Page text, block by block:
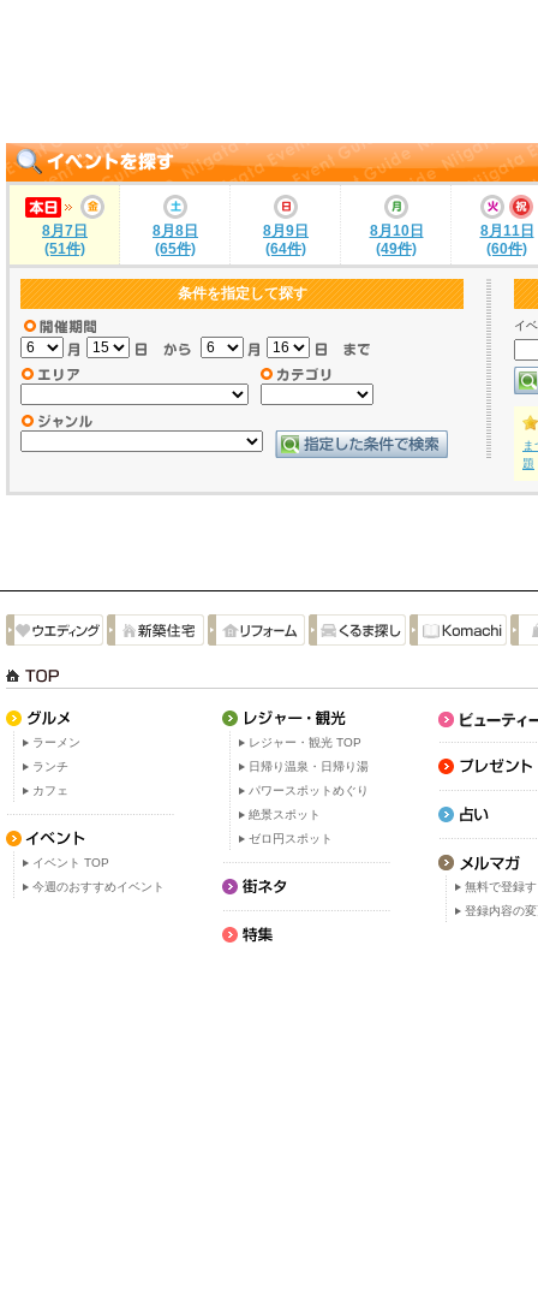
8月7日
(51件)
8月8日
(65件)
8月9日
(64件)
8月10日
(49件)
8月11日
(60件)
条件を指定して探す
イ
ま
題
ラーメン
ランチ
カフェ
イベント TOP
今週のおすすめイベント
レジャー・観光 TOP
日帰り温泉・日帰り湯
パワースポットめぐり
絶景スポット
ゼロ円スポット
無料で登録
登録内容の